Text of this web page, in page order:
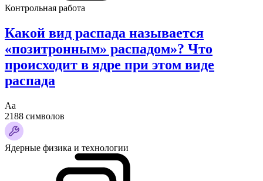
Контрольная работа
Какой вид распада называется
«позитронным» распадом»? Что
происходит в ядре при этом виде
распада
Аа
2188 символов
Ядерные физика и технологии